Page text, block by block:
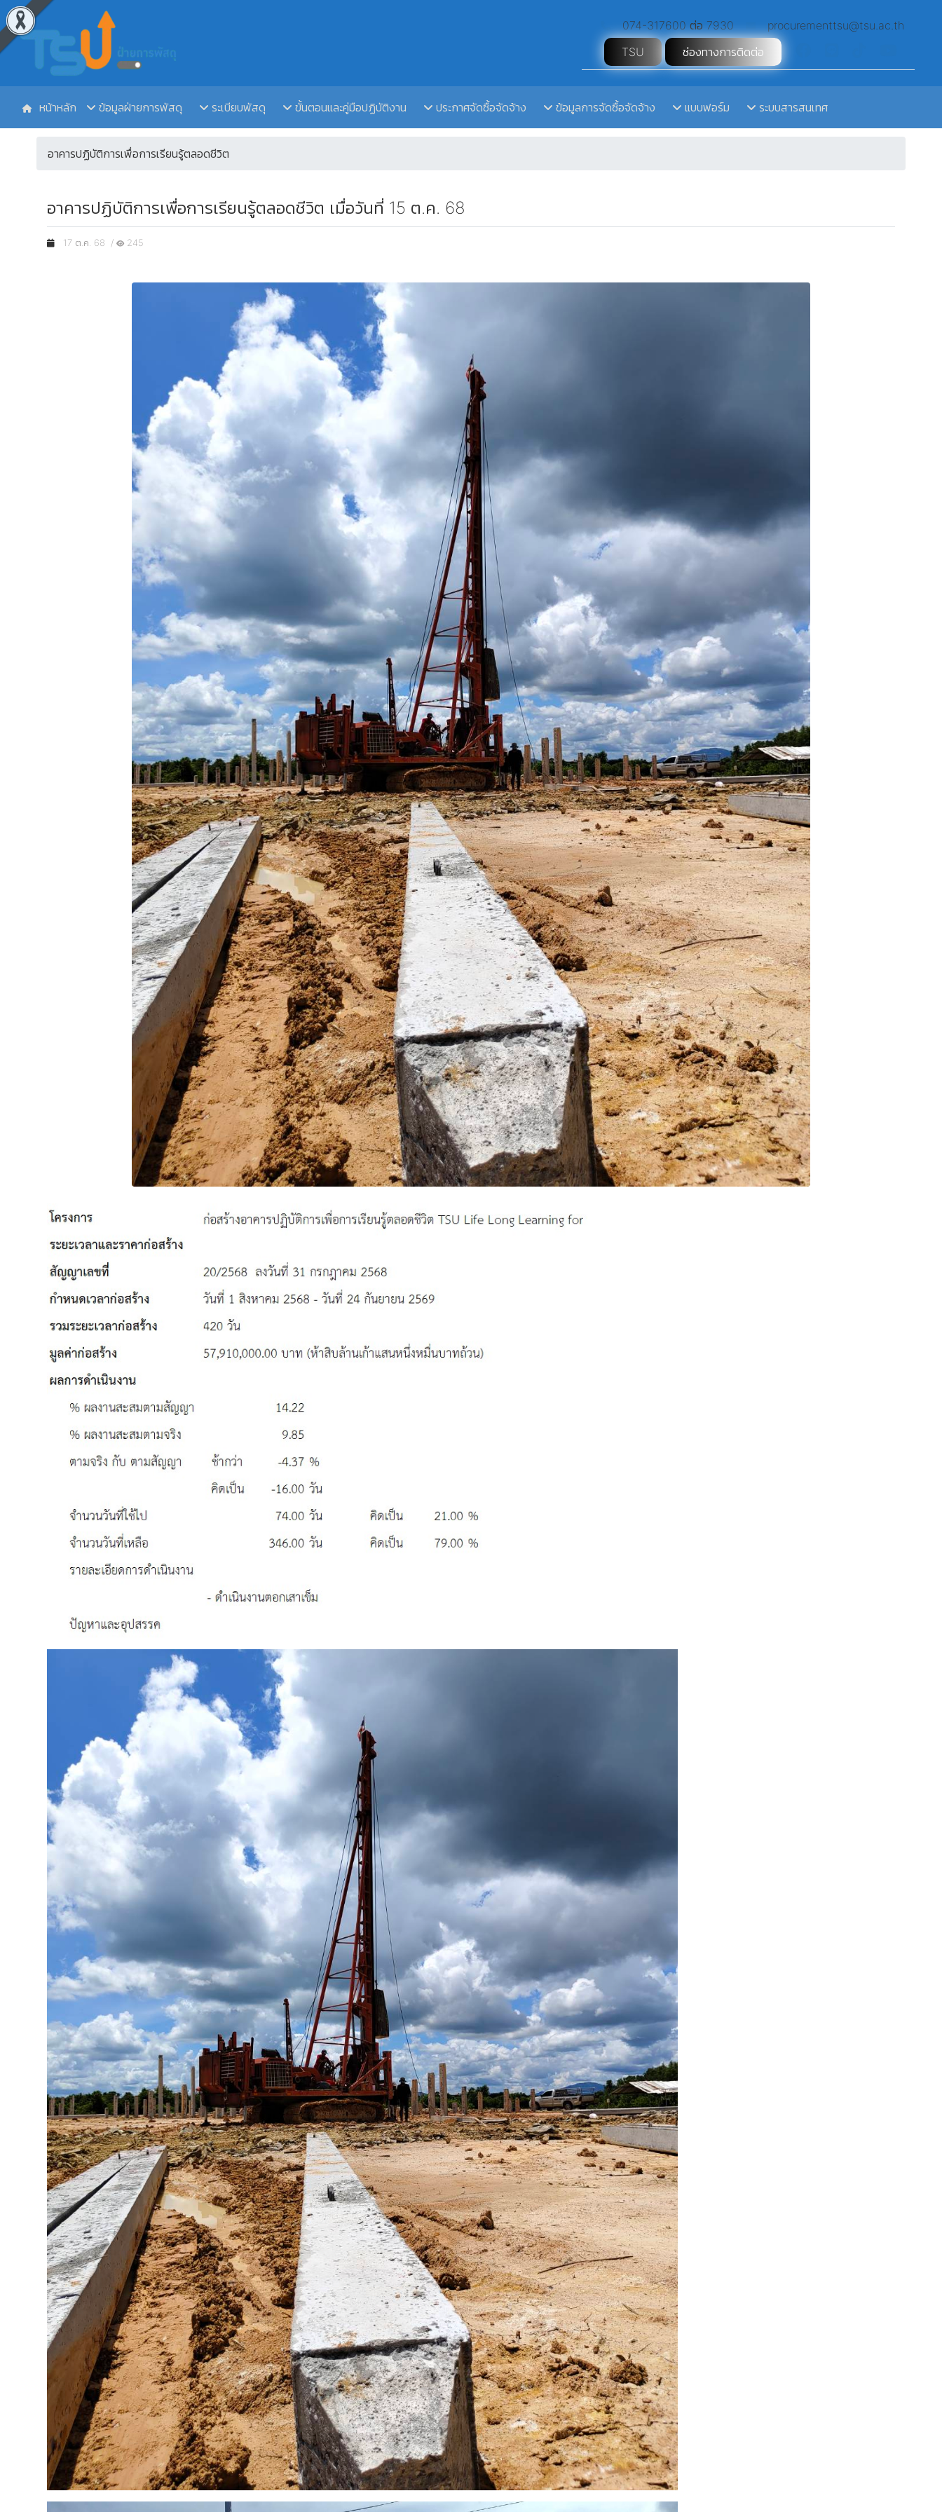
074-317600 ต่อ 7930
procurementtsu@tsu.ac.th
TSU
ช่องทางการติดต่อ
หน้าหลัก ข้อมูลฝ่ายการพัสดุ ระเบียบพัสดุ ขั้นตอนและคู่มือปฏิบัติงาน ประกาศจัดซื้อจัดจ้าง ข้อมูลการจัดซื้อจัดจ้าง แบบฟอร์ม ระบบสารสนเทศ
อาคารปฏิบัติการเพื่อการเรียนรู้ตลอดชีวิต
อาคารปฏิบัติการเพื่อการเรียนรู้ตลอดชีวิต เมื่อวันที่ 15 ต.ค. 68
17 ต.ค. 68 / 245